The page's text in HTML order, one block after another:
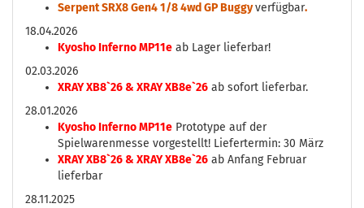
Serpent SRX8 Gen4 1/8 4wd GP Buggyverfügbar.
18.04.2026
Kyosho Inferno MP11e ab Lager lieferbar!
02.03.2026
XRAY XB8`26 & XRAY XB8e`26 ab sofort lieferbar.
28.01.2026
Kyosho Inferno MP11e Prototype auf der
Spielwarenmesse vorgestellt! Liefertermin: 30 März
XRAY XB8`26 & XRAY XB8e`26 ab Anfang Februar
lieferbar
28.11.2025